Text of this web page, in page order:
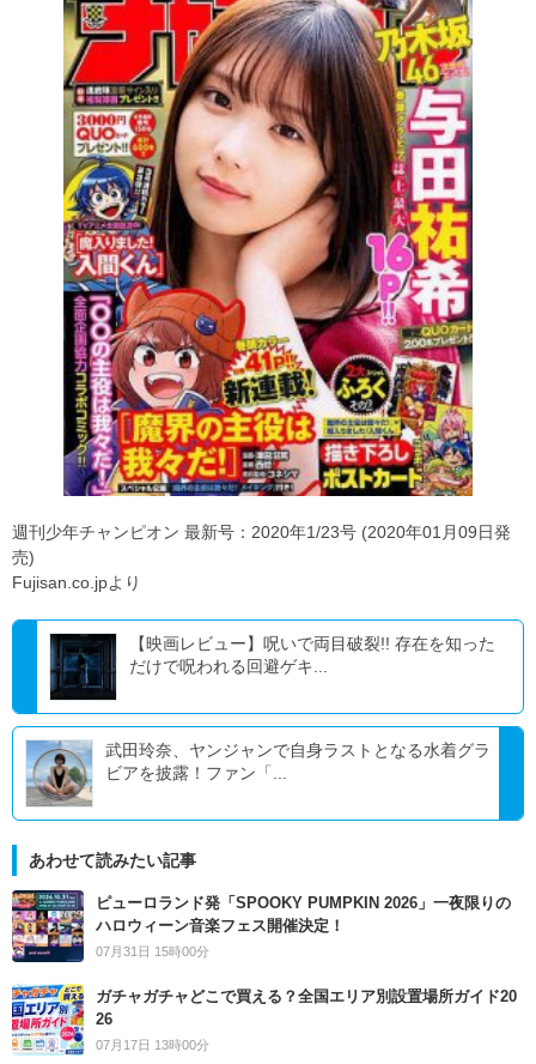
週刊少年チャンピオン 最新号：2020年1/23号 (2020年01月09日発
売)
Fujisan.co.jpより
【映画レビュー】呪いで両目破裂!! 存在を知った
だけで呪われる回避ゲキ...
武田玲奈、ヤンジャンで自身ラストとなる水着グラ
ビアを披露！ファン「...
あわせて読みたい記事
ピューロランド発「SPOOKY PUMPKIN 2026」一夜限りの
ハロウィーン音楽フェス開催決定！
07月31日 15時00分
ガチャガチャどこで買える？全国エリア別設置場所ガイド20
26
07月17日 13時00分